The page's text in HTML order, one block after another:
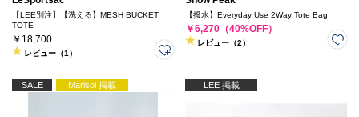
【LEE別注】【洗える】MESH BUCKET
TOTE
￥18,700
レビュー（1）
【撥水】Everyday Use 2Way Tote Bag
￥6,270（40%OFF）
レビュー（2）
SALE Marisol 掲載 LEE 掲載